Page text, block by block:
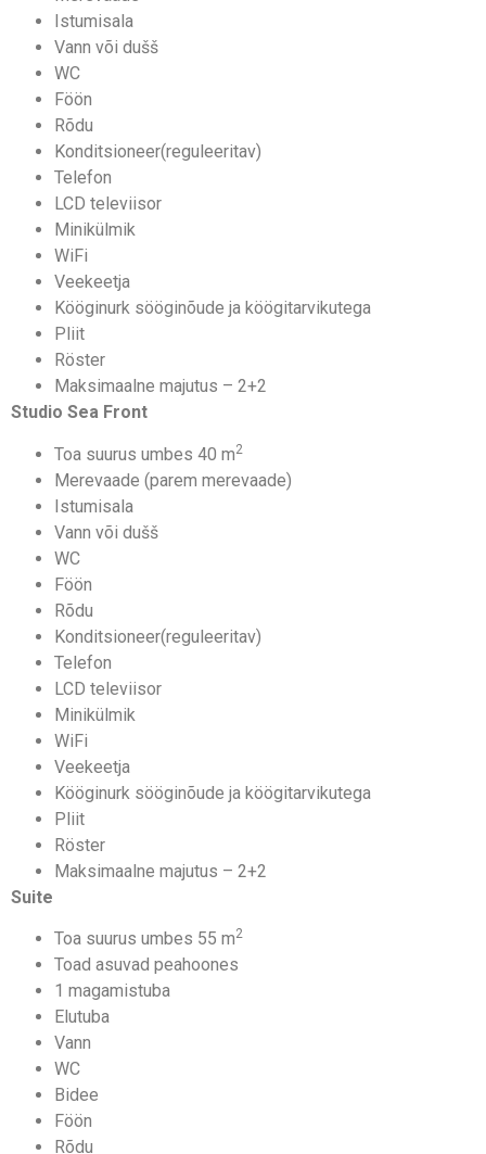
Istumisala
Vann või dušš
WC
Föön
Rõdu
Konditsioneer(reguleeritav)
Telefon
LCD televiisor
Minikülmik
WiFi
Veekeetja
Kööginurk sööginõude ja köögitarvikutega
Pliit
Röster
Maksimaalne majutus – 2+2
Studio Sea Front
Toa suurus umbes 40 m2
Merevaade (parem merevaade)
Istumisala
Vann või dušš
WC
Föön
Rõdu
Konditsioneer(reguleeritav)
Telefon
LCD televiisor
Minikülmik
WiFi
Veekeetja
Kööginurk sööginõude ja köögitarvikutega
Pliit
Röster
Maksimaalne majutus – 2+2
Suite
Toa suurus umbes 55 m2
Toad asuvad peahoones
1 magamistuba
Elutuba
Vann
WC
Bidee
Föön
Rõdu